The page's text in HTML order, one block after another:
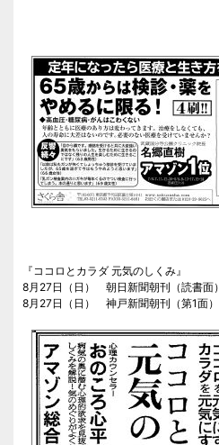
『ココロとカラダ 元気のしくみ』
8月27日（日） 朝日新聞朝刊（読書面）
8月27日（日） 神戸新聞朝刊（第1面）